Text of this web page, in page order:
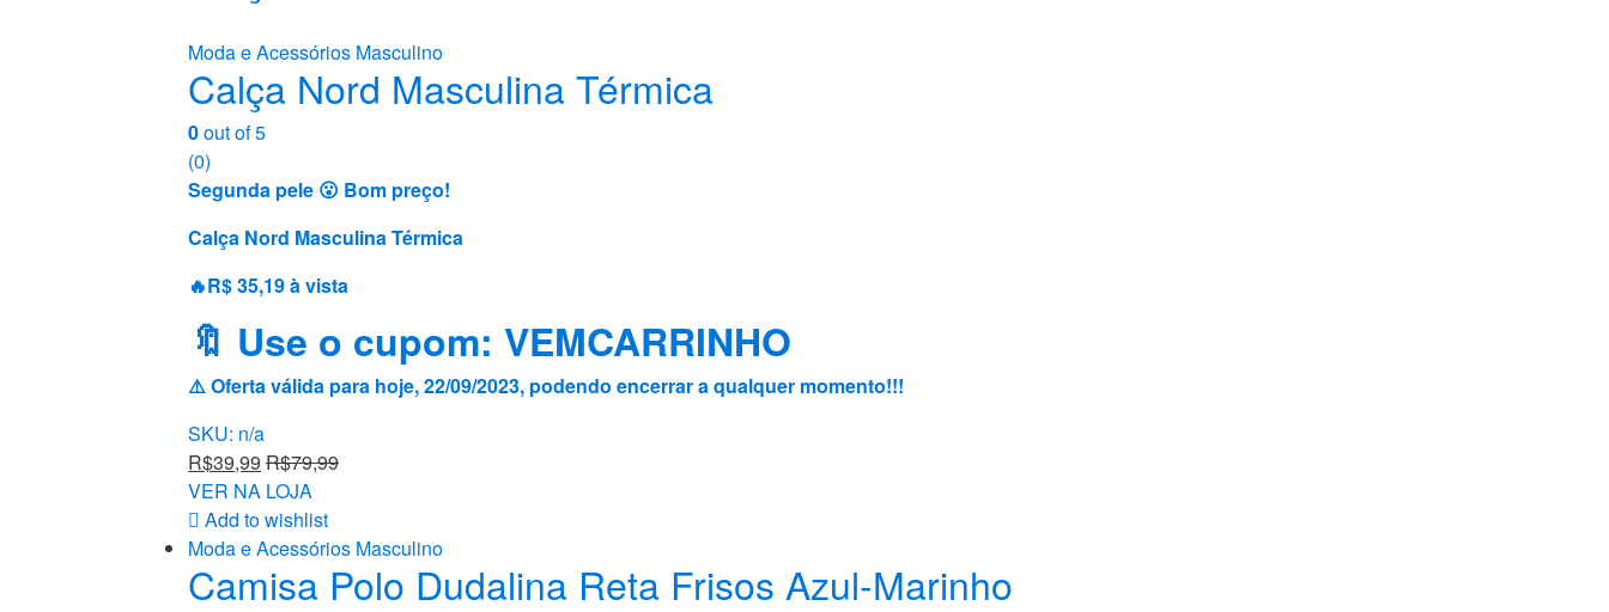
Moda e Acessórios Masculino
Calça Nord Masculina Térmica
0out of 5
(0)
Segunda pele 😮 Bom preço!
Calça Nord Masculina Térmica
🔥R$ 35,19 à vista
🔖 Use o cupom: VEMCARRINHO
⚠️ Oferta válida para hoje, 22/09/2023, podendo encerrar a qualquer momento!!!
SKU: n/a
R$39,99 R$79,99
VER NA LOJA
Add to wishlist
Moda e Acessórios Masculino
Camisa Polo Dudalina Reta Frisos Azul-Marinho